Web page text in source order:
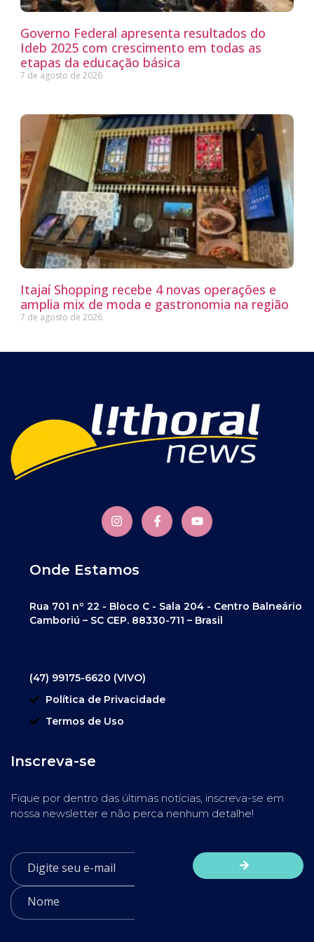
Governo Federal apresenta resultados do
Ideb 2025 com crescimento em todas as
etapas da educação básica
7 de agosto de 2026
Itajaí Shopping recebe 4 novas operações e
amplia mix de moda e gastronomia na região
7 de agosto de 2026
Onde Estamos
Rua 701 nº 22 - Bloco C - Sala 204 - Centro Balneário
Camboriú – SC CEP. 88330-711 – Brasil
(47) 99175-6620 (VIVO)
Política de Privacidade
Termos de Uso
Inscreva-se
Fique por dentro das últimas notícias, inscreva-se em
nossa newsletter e não perca nenhum detalhe!